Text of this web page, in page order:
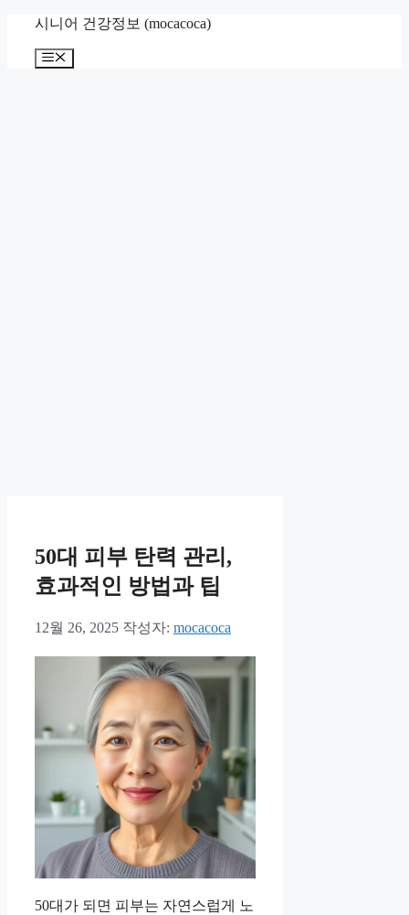
시니어 건강정보 (mocacoca)
메
50대 피부 탄력 관리,
효과적인 방법과 팁
12월 26, 2025 작성자: mocacoca
50대가 되면 피부는 자연스럽게 노